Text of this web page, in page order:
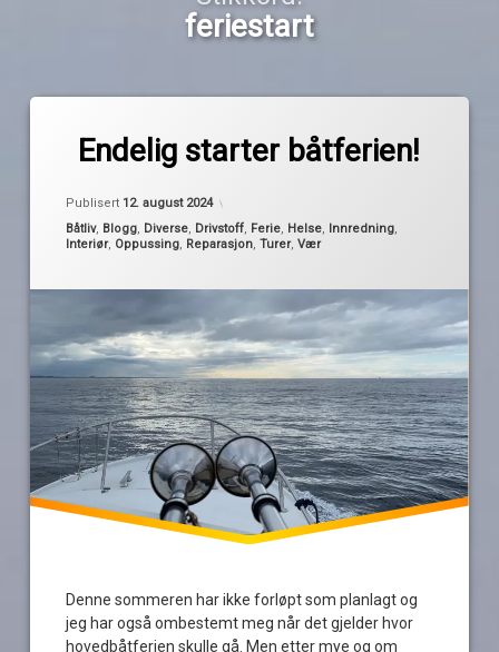
feriestart
Endelig starter båtferien!
Publisert 12. august 2024
Kategorier:
Båtliv, Blogg, Diverse, Drivstoff, Ferie, Helse, Innredning,
Interiør, Oppussing, Reparasjon,Turer,Vær
Denne sommeren har ikke forløpt som planlagt og
jeg har også ombestemt meg når det gjelder hvor
hovedbåtferien skulle gå. Men etter mye og om
bordplate
forsinkelser
hovedbåtferien
kontaktplast
puter